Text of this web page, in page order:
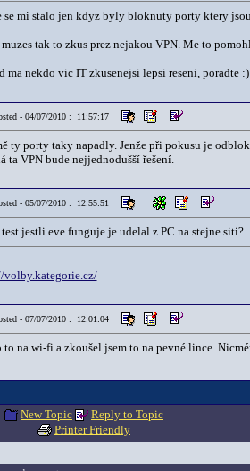
se mi stalo jen kdyz byly bloknuty porty ktery
tak to zkus prez nejakou VPN. Me to
ma nekdo vic IT zkusenejsi lepsi reseni, poradte :)
- 04/07/2010 : 11:57:17
ty porty taky napadly. Jenže při pokusu je
ta VPN bude nejjednodušší řešení.
- 05/07/2010 : 12:55:51
jestli eve funguje je udelal z PC na stejne siti?
volby.kategorie.cz/
- 07/07/2010 : 12:01:04
to na wi-fi a zkoušel jsem to na pevné lince.
New Topic
Reply to Topic
Printer Friendly